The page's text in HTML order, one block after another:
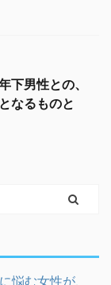
下男性との、
なるものと
悩む女性が、